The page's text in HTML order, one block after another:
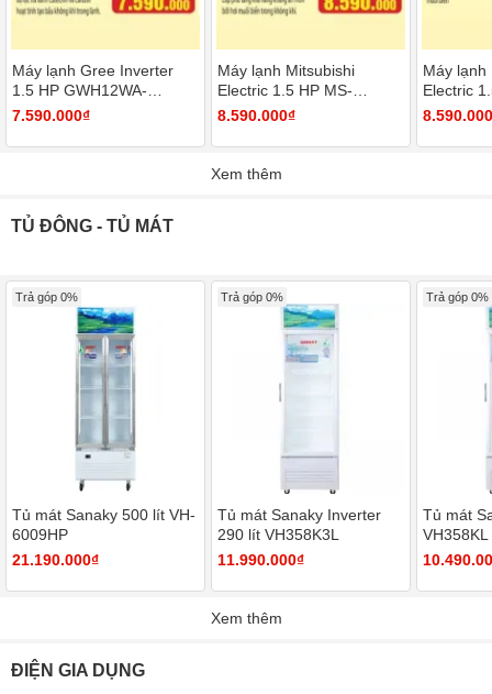
Máy lạnh Gree Inverter
1.5 HP GWH12WA-
K3D9B7I
7.590.000₫
Máy lạnh Mitsubishi
Electric 1.5 HP MS-
HP35VF
8.590.000₫
Máy lạnh
Electric
JS35VF
Xem thêm
TỦ ĐÔNG - TỦ MÁT
Trả góp 0%
Tủ mát Sanaky 500 lít VH-
6009HP
21.190.000₫
Trả góp 0%
Tủ mát Sanaky Inverter
290 lít VH358K3L
11.990.000₫
Trả góp 0%
Tủ mát
VH358KL
Xem thêm
ĐIỆN GIA DỤNG